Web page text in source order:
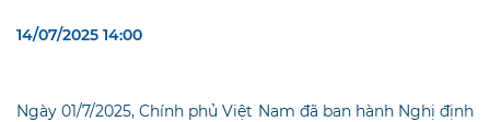
14/07/2025 14:00
Ngày 01/7/2025, Chính phủ Việt Nam đã ban hành Nghị định